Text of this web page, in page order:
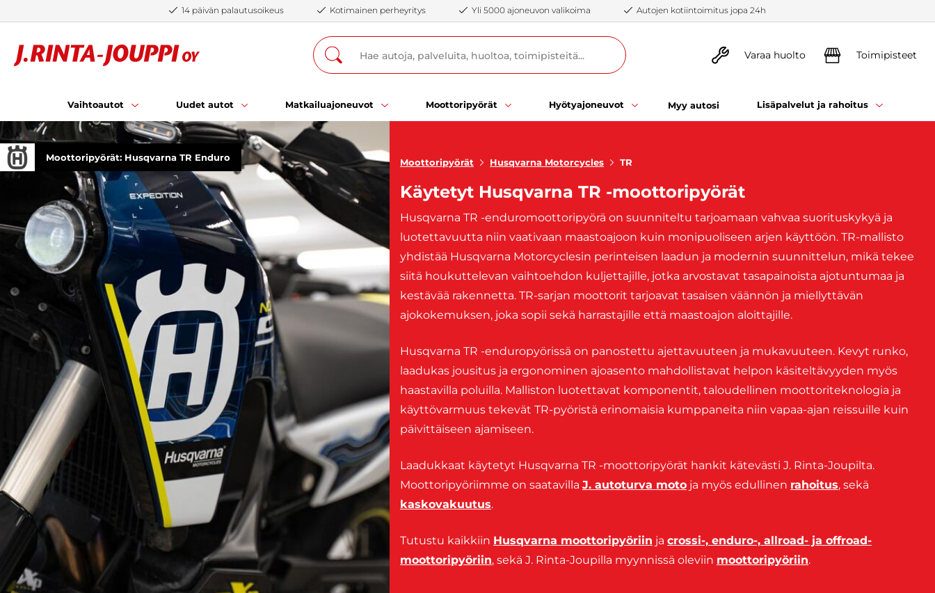
14 päivän palautusoikeus Kotimainen perheyritys Yli 5000 ajoneuvon valikoima Autojen kotiintoimitus jopa 24h
Varaa huolto Toimipisteet
Vaihtoautot Uudet autot Matkailuajoneuvot Moottoripyörät Hyötyajoneuvot Myy autosi Lisäpalvelut ja rahoitus
Moottoripyörät: Husqvarna TR Enduro Moottoripyörät Husqvarna Motorcycles TR
Käytetyt Husqvarna TR -moottoripyörät
Husqvarna TR -enduromoottoripyörä on suunniteltu tarjoamaan vahvaa suorituskykyä ja
luotettavuutta niin vaativaan maastoajoon kuin monipuoliseen arjen käyttöön. TR-mallisto
yhdistää Husqvarna Motorcyclesin perinteisen laadun ja modernin suunnittelun, mikä tekee
siitä houkuttelevan vaihtoehdon kuljettajille, jotka arvostavat tasapainoista ajotuntumaa ja
kestävää rakennetta. TR-sarjan moottorit tarjoavat tasaisen väännön ja miellyttävän
ajokokemuksen, joka sopii sekä harrastajille että maastoajon aloittajille.
Husqvarna TR -enduropyörissä on panostettu ajettavuuteen ja mukavuuteen. Kevyt runko,
laadukas jousitus ja ergonominen ajoasento mahdollistavat helpon käsiteltävyyden myös
haastavilla poluilla. Malliston luotettavat komponentit, taloudellinen moottoriteknologia ja
käyttövarmuus tekevät TR-pyöristä erinomaisia kumppaneita niin vapaa-ajan reissuille kuin
päivittäiseen ajamiseen.
Laadukkaat käytetyt Husqvarna TR -moottoripyörät hankit kätevästi J. Rinta-Joupilta.
Moottoripyöriimme on saatavilla J. autoturva moto ja myös edullinen rahoitus, sekä
kaskovakuutus.
Tutustu kaikkiin Husqvarna moottoripyöriin ja crossi-, enduro-, allroad- ja offroad-
moottoripyöriin, sekä J. Rinta-Joupilla myynnissä oleviin moottoripyöriin.